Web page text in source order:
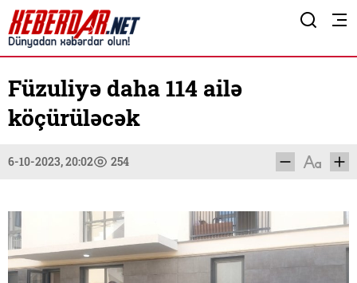
Füzuliyə daha 114 ailə
köçürüləcək
6-10-2023, 20:02 254